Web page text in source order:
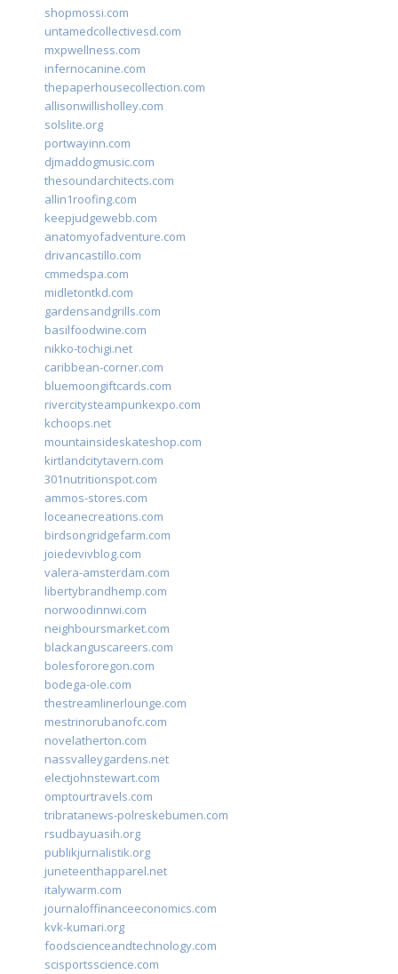
shopmossi.com
untamedcollectivesd.com
mxpwellness.com
infernocanine.com
thepaperhousecollection.com
allisonwillisholley.com
solslite.org
portwayinn.com
djmaddogmusic.com
thesoundarchitects.com
allin1roofing.com
keepjudgewebb.com
anatomyofadventure.com
drivancastillo.com
cmmedspa.com
midletontkd.com
gardensandgrills.com
basilfoodwine.com
nikko-tochigi.net
caribbean-corner.com
bluemoongiftcards.com
rivercitysteampunkexpo.com
kchoops.net
mountainsideskateshop.com
kirtlandcitytavern.com
301nutritionspot.com
ammos-stores.com
loceanecreations.com
birdsongridgefarm.com
joiedevivblog.com
valera-amsterdam.com
libertybrandhemp.com
norwoodinnwi.com
neighboursmarket.com
blackanguscareers.com
bolesfororegon.com
bodega-ole.com
thestreamlinerlounge.com
mestrinorubanofc.com
novelatherton.com
nassvalleygardens.net
electjohnstewart.com
omptourtravels.com
tribratanews-polreskebumen.com
rsudbayuasih.org
publikjurnalistik.org
juneteenthapparel.net
italywarm.com
journaloffinanceeconomics.com
kvk-kumari.org
foodscienceandtechnology.com
scisportsscience.com